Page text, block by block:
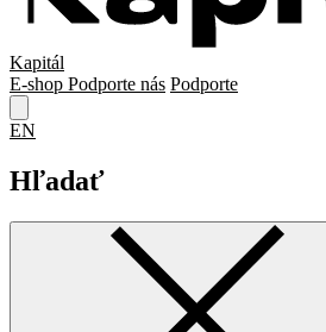
Kapitál
E-shop Podporte nás Podporte
EN
Hľadať